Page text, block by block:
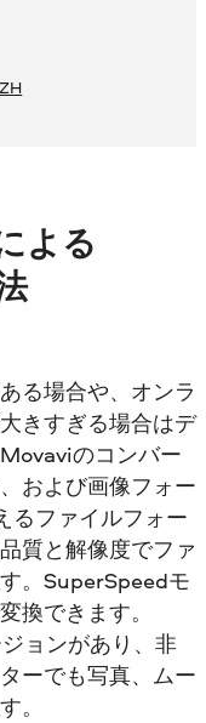
ZH
よる
る場合や、オンラ
きすぎる場合はデ
のコンバー
および画像フォー
るファイルフォー
質と解像度でファ
。SuperSpeedモ
換できます。
ョンがあり、非
ーでも写真、ムー
。